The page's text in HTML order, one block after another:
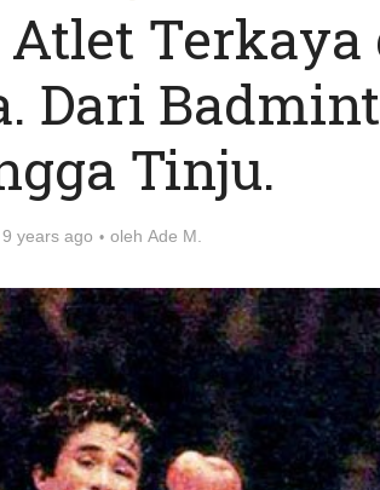
Terkaya
Dari
Tinju.
9 years ago oleh Ade M.